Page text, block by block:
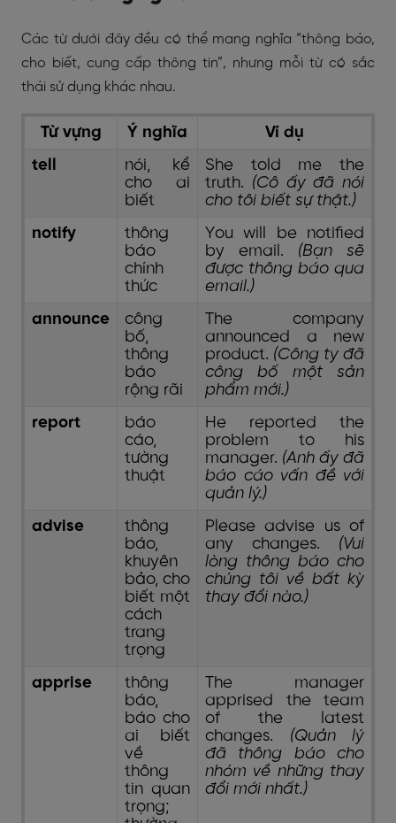
Các từ dưới đây đều có thể mang nghĩa “thông báo,
cho biết, cung cấp thông tin”, nhưng mỗi từ có sắc
thái sử dụng khác nhau.
Từ vựng Ý nghĩa
Ví dụ
tell
nói, kể
cho ai
biết
She told me the
truth. (Cô ấy đã nói
cho tôi biết sự thật.)
notify
thông
báo
chính
thức
You will be notified
by email. (Bạn sẽ
được thông báo qua
email.)
announce
công
bố,
thông
báo
rộng rãi
The company
announced a new
product. (Công ty đã
công bố một sản
phẩm mới.)
report
báo
cáo,
tường
thuật
He reported the
problem to his
manager. (Anh ấy đã
báo cáo vấn đề với
quản lý.)
advise
thông
báo,
khuyên
bảo, cho
biết một
cách
trang
trọng
Please advise us of
any changes. (Vui
lòng thông báo cho
chúng tôi về bất kỳ
thay đổi nào.)
apprise
thông
báo,
báo cho
ai biết
về
thông
tin quan
trọng;
The manager
apprised the team
of the latest
changes. (Quản lý
đã thông báo cho
nhóm về những thay
đổi mới nhất.)